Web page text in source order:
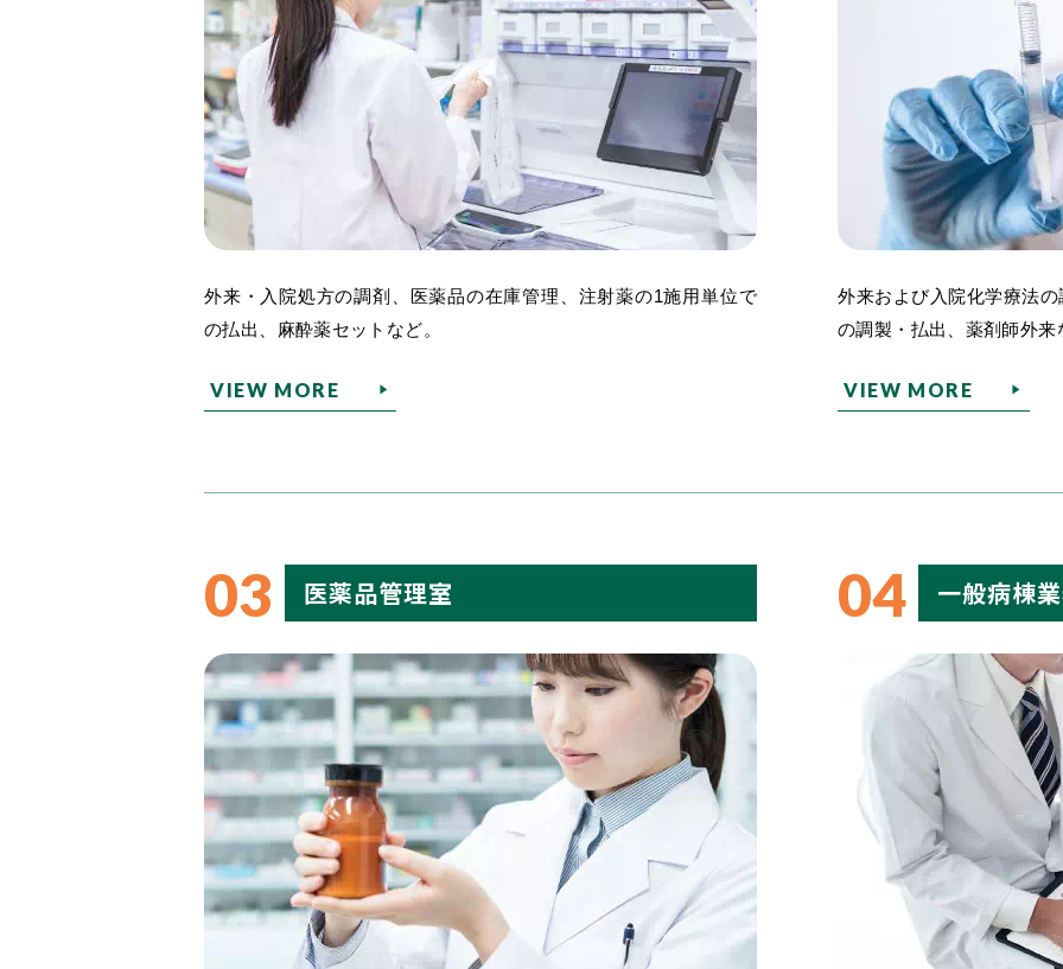
外来・入院処方の調剤、医薬品の在庫管理、注射薬の1施用単位で
の払出、麻酔薬セットなど。
VIEW MORE
外来および入院化学療法
の調製・払出、薬剤師外来
VIEW MORE
03 医薬品管理室 04 一般病棟